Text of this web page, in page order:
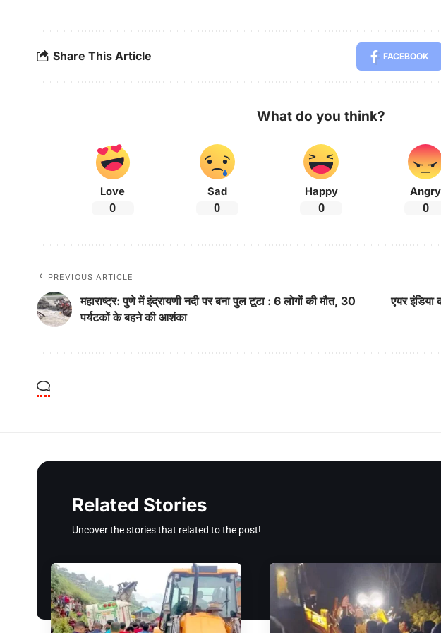
Share This Article FACEBOOK
What do you think?
Love
0
Sad
0
Happy
0
Angry
0
PREVIOUS ARTICLE
महाराष्ट्र: पुणे में इंद्रायणी नदी पर बना पुल टूटा : 6 लोगों की मौत, 30
पर्यटकों के बहने की आशंका
एयर
Related Stories
Uncover the stories that related to the post!